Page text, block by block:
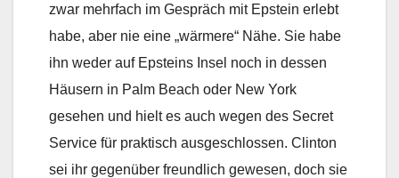
zwar mehrfach im Gespräch mit Epstein erlebt
habe, aber nie eine „wärmere“ Nähe. Sie habe
ihn weder auf Epsteins Insel noch in dessen
Häusern in Palm Beach oder New York
gesehen und hielt es auch wegen des Secret
Service für praktisch ausgeschlossen. Clinton
sei ihr gegenüber freundlich gewesen, doch sie